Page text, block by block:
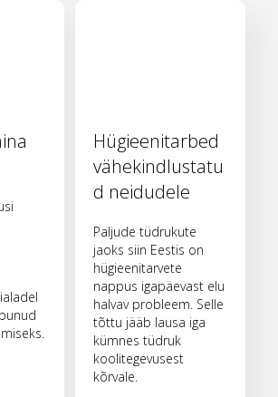
Hügieenitarbed
vähekindlustatu
d neidudele
Paljude tüdrukute
jaoks siin Eestis on
hügieenitarvete
nappus igapäevast elu
halvav probleem. Selle
tõttu jääb lausa iga
kümnes tüdruk
koolitegevusest
kõrvale.